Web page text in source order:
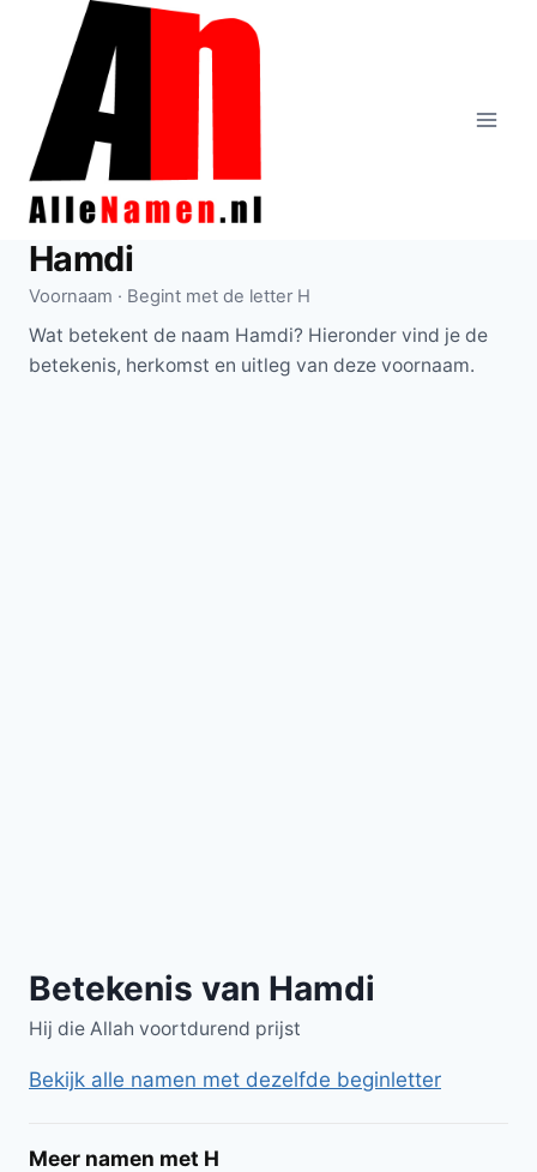
Doorgaan
inhoud
Hamdi
Voornaam · Begint met de letter H
Wat betekent de naam Hamdi? Hieronder vind je de
betekenis, herkomst en uitleg van deze voornaam.
Betekenis van Hamdi
Hij die Allah voortdurend prijst
Bekijk alle namen met dezelfde beginletter
Meer namen met H